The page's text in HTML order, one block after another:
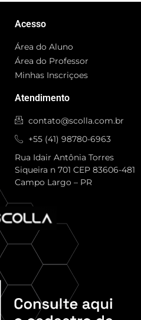
Acesso
Área do Aluno
Área do Professor
Minhas Inscriçoes
Atendimento
contato@scolla.com.br
+55 (41) 98780-6963
Rua Idair Antônia Torres
Siqueira n 701 CEP 83606-481
Campo Largo – PR